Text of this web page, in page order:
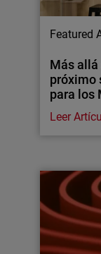
Featured
Más allá
próximo
para los
Leer